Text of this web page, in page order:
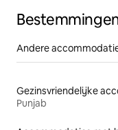
Andere
Punjab